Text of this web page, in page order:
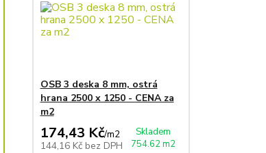
OSB 3 deska 8 mm, ostrá
hrana 2500 x 1250 - CENA za
m2
174,43 Kč/m2
144,16 Kč bez DPH
Skladem
754.62 m2